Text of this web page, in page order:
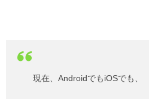
現在、AndroidでもiOSでも、